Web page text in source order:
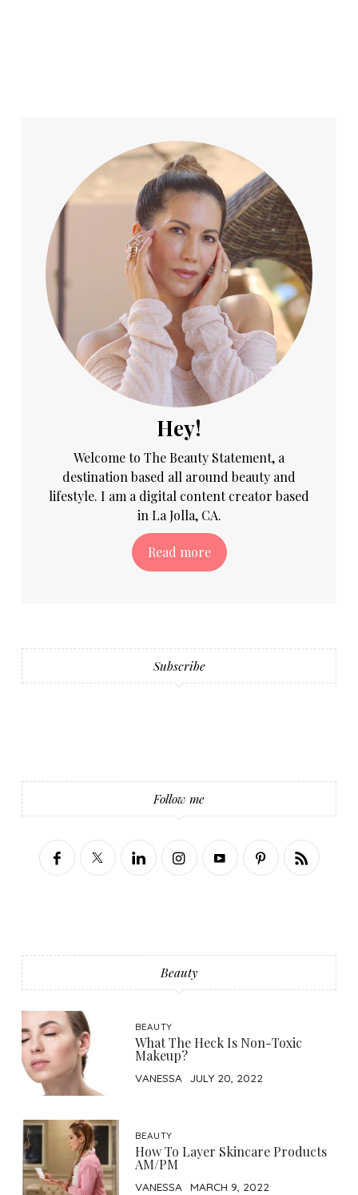
Hey!
Welcome to The Beauty Statement, a
destination based all around beauty and
lifestyle. I am a digital content creator based
in La Jolla, CA.
Read more
Subscribe
Follow me
Beauty
BEAUTY
What The Heck Is Non-Toxic
Makeup?
VANESSA JULY 20, 2022
BEAUTY
How To Layer Skincare Products
AM/PM
VANESSA MARCH 9, 2022